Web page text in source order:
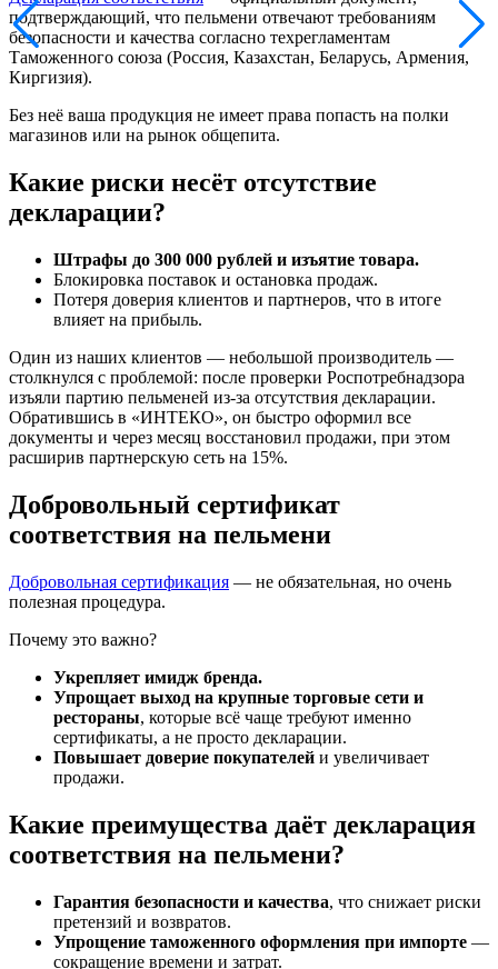
подтверждающий, что пельмени отвечают требованиям
безопасности и качества согласно техрегламентам
Таможенного союза (Россия, Казахстан, Беларусь, Армения,
Киргизия).
Без неё ваша продукция не имеет права попасть на полки
магазинов или на рынок общепита.
Какие риски несёт отсутствие
декларации?
Штрафы до 300 000 рублей и изъятие товара.
Блокировка поставок и остановка продаж.
Потеря доверия клиентов и партнеров, что в итоге
влияет на прибыль.
Один из наших клиентов — небольшой производитель —
столкнулся с проблемой: после проверки Роспотребнадзора
изъяли партию пельменей из-за отсутствия декларации.
Обратившись в «ИНТЕКО», он быстро оформил все
документы и через месяц восстановил продажи, при этом
расширив партнерскую сеть на 15%.
Добровольный сертификат
соответствия на пельмени
Добровольная сертификация — не обязательная, но очень
полезная процедура.
Почему это важно?
Укрепляет имидж бренда.
Упрощает выход на крупные торговые сети и
рестораны, которые всё чаще требуют именно
сертификаты, а не просто декларации.
Повышает доверие покупателей и увеличивает
продажи.
Какие преимущества даёт декларация
соответствия на пельмени?
Гарантия безопасности и качества, что снижает риски
претензий и возвратов.
Упрощение таможенного оформления при импорте —
сокращение времени и затрат.